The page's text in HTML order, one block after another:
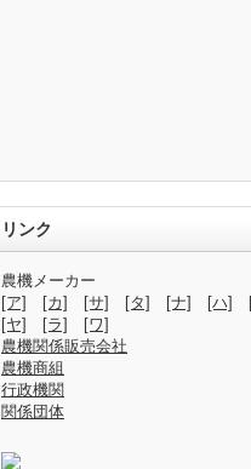
リンク
農機メーカー
[ア]
[カ] [サ] [タ] [ナ] [ハ]
[ヤ]
[ラ]
[ワ]
農機関係販売会社
農機商組
行政機関
関係団体